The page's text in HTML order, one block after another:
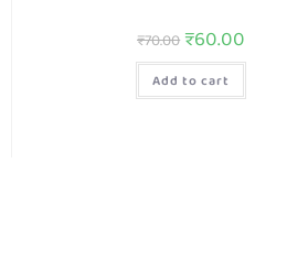
₹70.00 ₹60.00
Add to cart